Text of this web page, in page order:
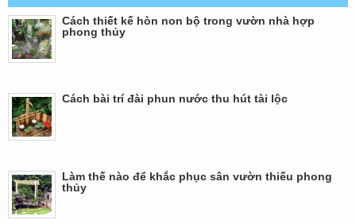
Cách thiết kế hòn non bộ trong vườn nhà hợp
phong thủy
Cách bài trí đài phun nước thu hút tài lộc
Làm thế nào để khắc phục sân vườn thiếu phong
thủy